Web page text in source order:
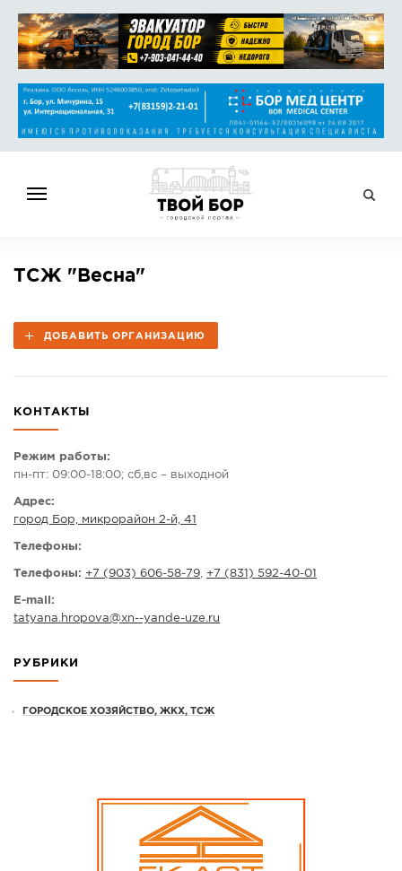
НОВОСТИ
ОБЪЯВЛЕНИЯ
КАМЕРЫ
КОНКУРСЫ
ПРЕДЛОЖИТЬ НОВОСТЬ
ТСЖ "Весна"
ДОБАВИТЬ ОРГАНИЗАЦИЮ
КОНТАКТЫ
Режим работы:
пн-пт: 09:00-18:00; сб,вс – выходной
Адрес:
город Бор, микрорайон 2-й, 41
Телефоны:
Телефоны: +7 (903) 606-58-79, +7 (831) 592-40-01
E-mail:
tatyana.hropova@xn--yande-uze.ru
РУБРИКИ
ГОРОДСКОЕ ХОЗЯЙСТВО, ЖКХ, ТСЖ